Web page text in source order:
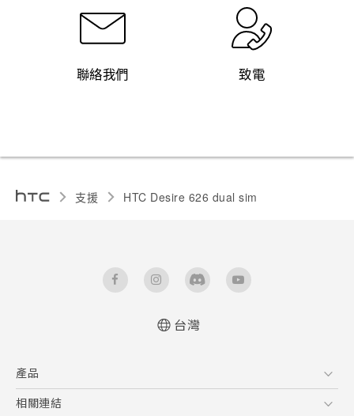
聯絡我們 致電
支援 HTC Desire 626 dual sim‎
台灣
產品
5G
相關連結